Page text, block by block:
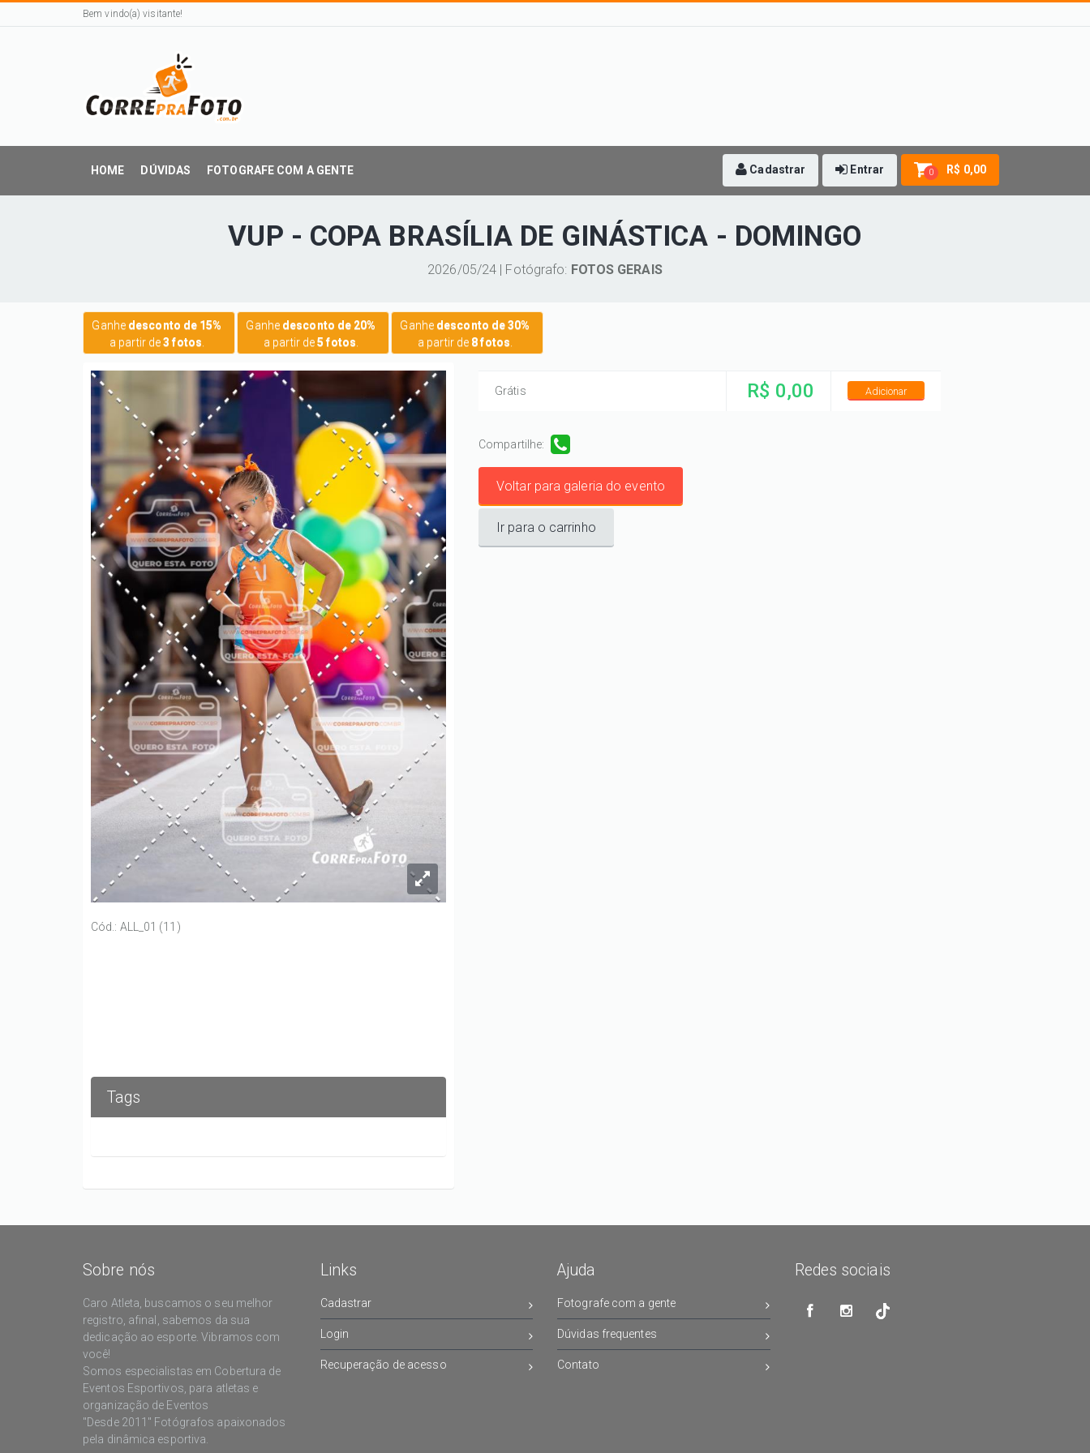
Bem vindo(a) visitante!
HOME DÚVIDAS FOTOGRAFE COM A GENTE Cadastrar Entrar 0 R$ 0,00
VUP - COPA BRASÍLIA DE GINÁSTICA - DOMINGO
2026/05/24 | Fotógrafo: FOTOS GERAIS
Ganhe desconto de 15%
a partir de3 fotos
Ganhe desconto de 20%
a partir de5 fotos
Ganhe desconto de 30%
a partir de 8 fotos
Cód.: ALL_01 (11)
Tags
Grátis R$ 0,00 Adicionar
Compartilhe:
Voltar para galeria do evento
Ir para o carrinho
Sobre nós
Caro Atleta, buscamos o seu melhor
registro, afinal, sabemos da sua
dedicação ao esporte. Vibramos com
você!
Somos especialistas em Cobertura de
Eventos Esportivos, para atletas e
organização de Eventos
"Desde 2011" Fotógrafos apaixonados
pela dinâmica esportiva.
Links
Cadastrar
Login
Recuperação de acesso
Ajuda
Fotografe com a gente
Dúvidas frequentes
Contato
Redes sociais